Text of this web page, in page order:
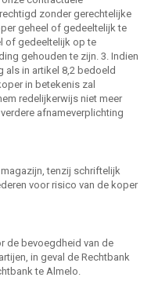
zonder gerechtelijke
geheel of gedeeltelijk te
of gedeeltelijk op te
gehouden te zijn. 3. Indien
in artikel 8,2 bedoeld
in betekenis zal
redelijkerwijs niet meer
afnameverplichting
tenzij schriftelijk
voor risico van de koper
de bevoegdheid van de
in geval de Rechtbank
te Almelo.